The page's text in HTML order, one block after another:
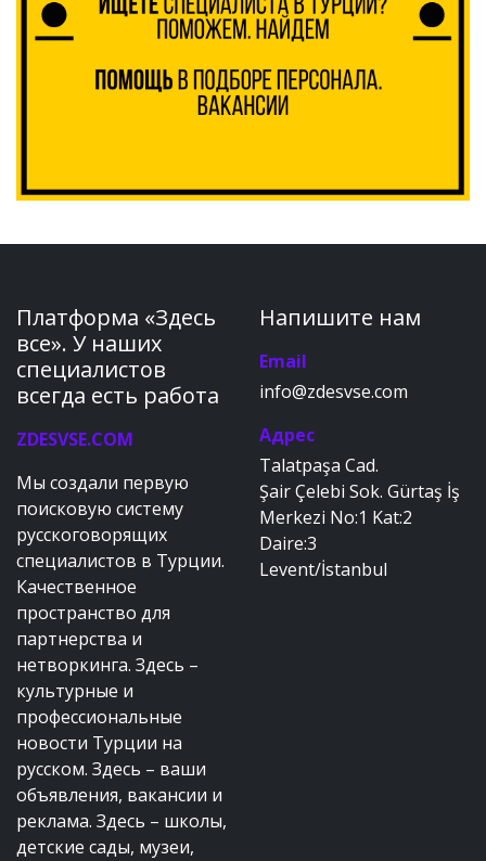
Платформа «Здесь
все». У наших
специалистов
всегда есть работа
ZDESVSE.COM
Мы создали первую
поисковую систему
русскоговорящих
специалистов в Турции.
Качественное
пространство для
партнерства и
нетворкинга. Здесь –
культурные и
профессиональные
новости Турции на
русском. Здесь – ваши
объявления, вакансии и
реклама. Здесь – школы,
детские сады, музеи,
Напишите нам
Email
info@zdesvse.com
Адрес
Talatpaşa Cad.
Şair Çelebi Sok. Gürtaş İş
Merkezi No:1 Kat:2
Daire:3
Levent/İstanbul